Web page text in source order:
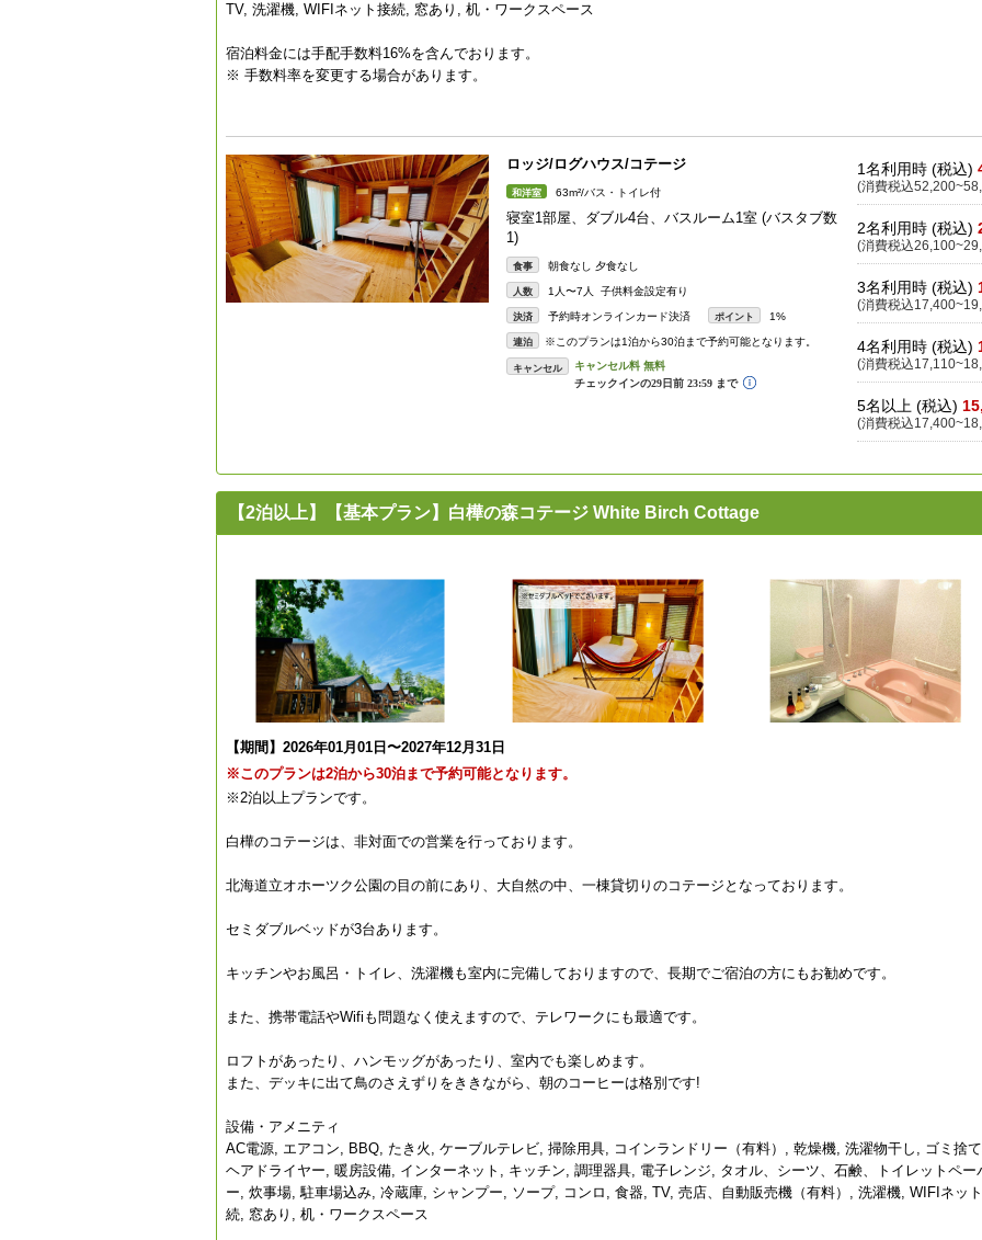
TV, 洗濯機, WIFIネット接続, 窓あり, 机・ワークスペース
宿泊料金には手配手数料16%を含んでおります。
※ 手数料率を変更する場合があります。
ロッジ/ログハウス/コテージ
和洋室 63m²/バス・トイレ付
寝室1部屋、ダブル4台、バスルーム1室 (バスタブ数
1)
食事 朝食なし 夕食なし
人数 1人〜7人 子供料金設定有り
決済 予約時オンラインカード決済 ポイント 1%
連泊 ※このプランは1泊から30泊まで予約可能となります。
キャンセル
1名利用時 (税込)
(消費税込
2名利用時 (税込)
(消費税込
3名利用時 (税込)
(消費税込
4名利用時 (税込)
(消費税込
5名以上 (税込)
(消費税込
【2泊以上】【基本プラン】白樺の森コテージ White Birch Cottage
【期間】2026年01月01日〜2027年12月31日
※このプランは2泊から30泊まで予約可能となります。
※2泊以上プランです。
白樺のコテージは、非対面での営業を行っております。
北海道立オホーツク公園の目の前にあり、大自然の中、一棟貸切りのコテージとなっております。
セミダブルベッドが3台あります。
キッチンやお風呂・トイレ、洗濯機も室内に完備しておりますので、長期でご宿泊の方にもお勧めです。
また、携帯電話やWifiも問題なく使えますので、テレワークにも最適です。
ロフトがあったり、ハンモッグがあったり、室内でも楽しめます。
また、デッキに出て鳥のさえずりをききながら、朝のコーヒーは格別です!
設備・アメニティ
AC電源, エアコン, BBQ, たき火, ケーブルテレビ, 掃除用具, コインランドリー（有料）, 乾燥機, 洗濯物干し, ゴミ捨
ヘアドライヤー, 暖房設備, インターネット, キッチン, 調理器具, 電子レンジ, タオル、シーツ、石鹸、トイレットペー
ー, 炊事場, 駐車場込み, 冷蔵庫, シャンプー, ソープ, コンロ, 食器, TV, 売店、自動販売機（有料）, 洗濯機, WIFIネッ
続, 窓あり, 机・ワークスペース